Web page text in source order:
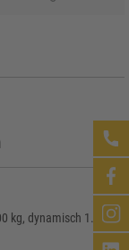
kg, dynamisch 1.000